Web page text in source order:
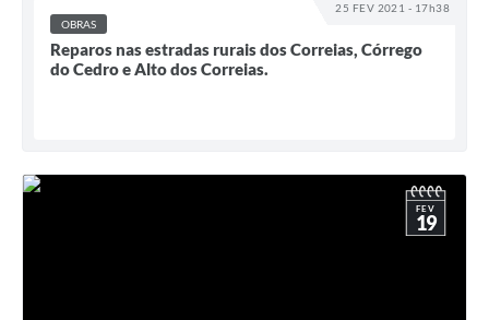
25 FEV 2021 - 17h38
OBRAS
Reparos nas estradas rurais dos Correias, Córrego
do Cedro e Alto dos Correias.
FEV
19